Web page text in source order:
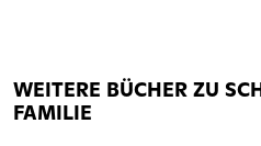
WEITERE BÜCHER ZU
FAMILIE